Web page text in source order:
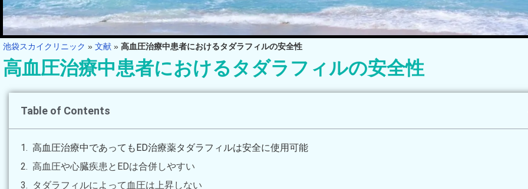
池袋スカイクリニック » 文献 » 高血圧治療中患者におけるタダラフィルの安全性
高血圧治療中患者におけるタダラフィルの安全性
Table of Contents
高血圧治療中であってもED治療薬タダラフィルは安全に使用可能
高血圧や心臓疾患とEDは合併しやすい
タダラフィルによって血圧は上昇しない